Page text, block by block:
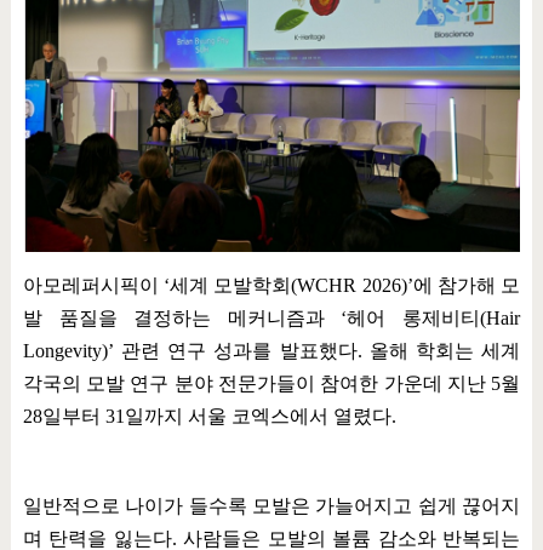
아모레퍼시픽이 ‘세계 모발학회(WCHR 2026)’에 참가해 모
발 품질을 결정하는 메커니즘과 ‘헤어 롱제비티(Hair
Longevity)’ 관련 연구 성과를 발표했다. 올해 학회는 세계
각국의 모발 연구 분야 전문가들이 참여한 가운데 지난 5월
28일부터 31 일까지 서울 코엑스에서 열렸다.
일반적으로 나이가 들수록 모발은 가늘어지고 쉽게 끊어지
며 탄력을 잃는다.사람들은 모발의 볼륨 감소와 반복되는